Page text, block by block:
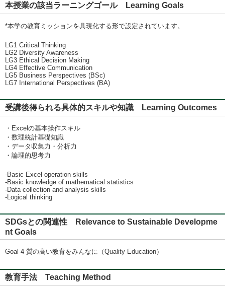
本授業の該当ラーニングゴール Learning Goals
*本学の教育ミッションを具現化する形で設定されています。
LG1 Critical Thinking
LG2 Diversity Awareness
LG3 Ethical Decision Making
LG4 Effective Communication
LG5 Business Perspectives (BSc)
LG7 International Perspectives (BA)
受講後得られる具体的スキルや知識 Learning Outcomes
・Excelの基本操作スキル
・数理統計基礎知識
・データ収集力・分析力
・論理的思考力
-Basic Excel operation skills
-Basic knowledge of mathematical statistics
-Data collection and analysis skills
-Logical thinking
SDGsとの関連性 Relevance to Sustainable Developme
nt Goals
Goal 4 質の高い教育をみんなに（Quality Education）
教育手法 Teaching Method